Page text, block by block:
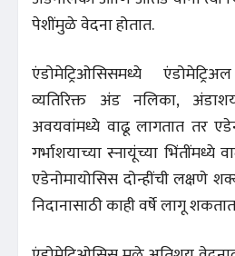
पेशींमुळे वेदना होतात.
एंडोमेट्रिओसिसमध्ये
व्यतिरिक्त अंड नलिका,
अवयवांमध्ये वाढू लागतात तर
गर्भाशयाच्या स्नायूंच्या भिंतींमध्ये
एडेनोमायोसिस दोन्हींची लक्षणे
निदानासाठी काही वर्षे लागू